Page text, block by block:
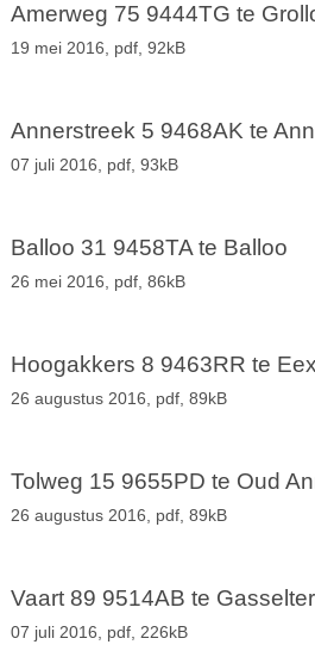
Amerweg 75 9444TG te
19 mei 2016, pdf, 92kB
Annerstreek 5 9468AK te
07 juli 2016, pdf, 93kB
Balloo 31 9458TA te Balloo
26 mei 2016, pdf, 86kB
Hoogakkers 8 9463RR te
26 augustus 2016, pdf, 89kB
Tolweg 15 9655PD te Oud
26 augustus 2016, pdf, 89kB
Vaart 89 9514AB te
07 juli 2016, pdf, 226kB